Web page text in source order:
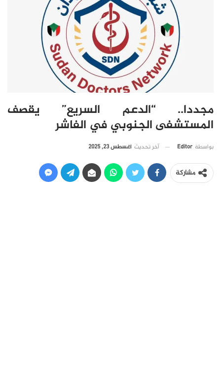
مجددا.. “الدعم السريع” يقصف
المستشفى الجنوبي في الفاشر
بواسطة Editor آخر تحديث أغسطس 23, 2025
مشاركة